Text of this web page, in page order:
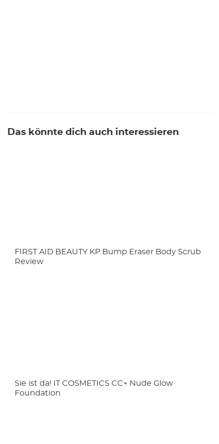
Das könnte dich auch interessieren
FIRST AID BEAUTY KP Bump Eraser Body Scrub
Review
Sie ist da! IT COSMETICS CC+ Nude Glow
Foundation